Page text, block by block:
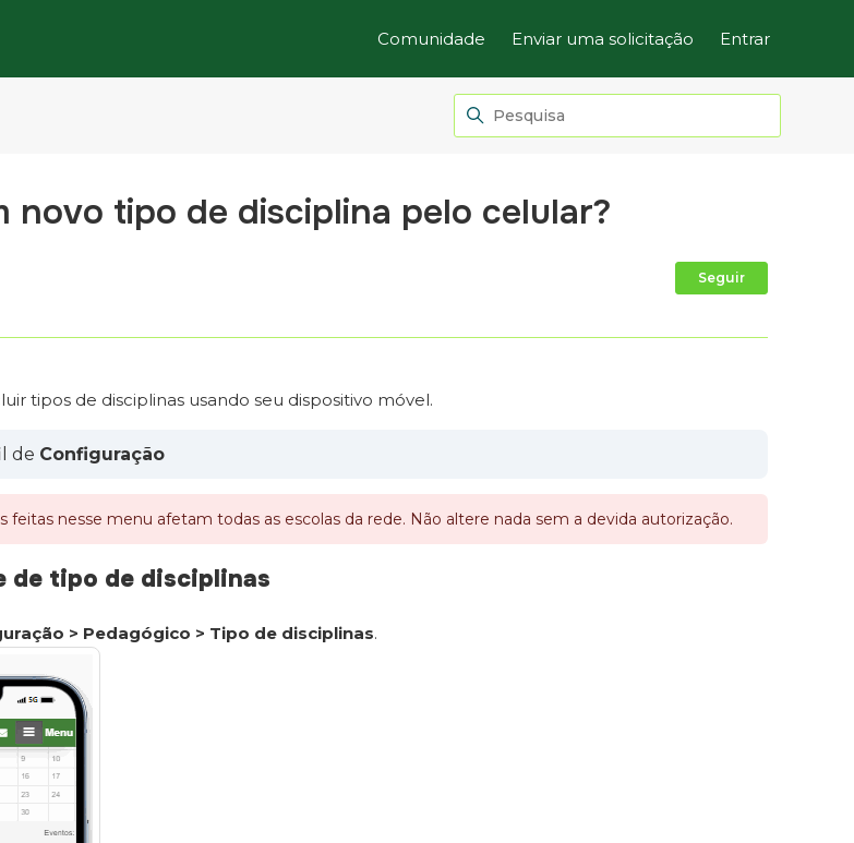
Comunidade Enviar uma solicitação Entrar
novo tipo de disciplina pelo celular?
Seguir
tipos de disciplinas usando seu dispositivo móvel.
de Configuração
feitas nesse menu afetam todas as escolas da rede. Não altere nada sem a devida autorização.
de tipo de disciplinas
> Pedagógico > Tipo de disciplinas.